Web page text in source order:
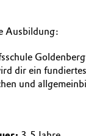
Ausbildung:
dir ein
und